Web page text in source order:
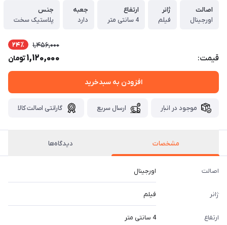
اصالت
اورجینال
ژانر
فیلم
ارتفاع
4 سانتی متر
جعبه
دارد
جنس
پلاستیک سخت
قیمت:
1,456,000 24٪
1,120,000تومان
افزودن به سبدخرید
موجود در انبار ارسال سریع گارانتی اصالت کالا
مشخصات دیدگاه‌ها
اصالت اورجینال
ژانر فیلم
ارتفاع 4 سانتی متر